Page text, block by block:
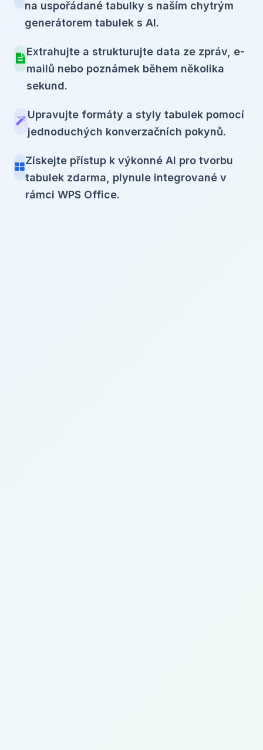
na uspořádané tabulky s naším chytrým
generátorem tabulek s AI.
Extrahujte a strukturujte data ze zpráv, e-
mailů nebo poznámek během několika
sekund.
Upravujte formáty a styly tabulek pomocí
jednoduchých konverzačních pokynů.
Získejte přístup k výkonné AI pro tvorbu
tabulek zdarma, plynule integrované v
rámci WPS Office.